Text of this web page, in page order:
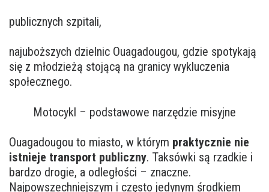
publicznych szpitali,
najuboższych dzielnic Ouagadougou, gdzie spotykają
się z młodzieżą stojącą na granicy wykluczenia
społecznego.
Motocykl – podstawowe narzędzie misyjne
Ouagadougou to miasto, w którym praktycznie nie
istnieje transport publiczny. Taksówki są rzadkie i
bardzo drogie, a odległości – znaczne.
Najpowszechniejszym i często jedynym środkiem